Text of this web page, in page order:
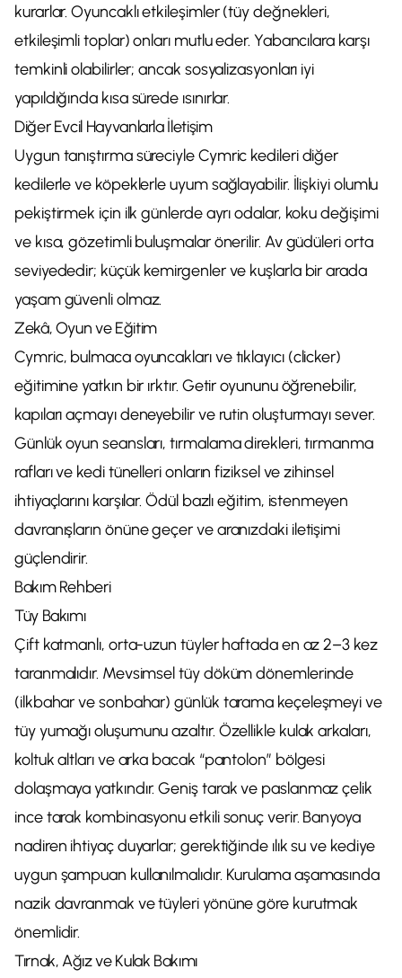
kurarlar. Oyuncaklı etkileşimler (tüy değnekleri,
etkileşimli toplar) onları mutlu eder. Yabancılara karşı
temkinli olabilirler; ancak sosyalizasyonları iyi
yapıldığında kısa sürede ısınırlar.
Diğer Evcil Hayvanlarla İletişim
Uygun tanıştırma süreciyle Cymric kedileri diğer
kedilerle ve köpeklerle uyum sağlayabilir. İlişkiyi olumlu
pekiştirmek için ilk günlerde ayrı odalar, koku değişimi
ve kısa, gözetimli buluşmalar önerilir. Av güdüleri orta
seviyededir; küçük kemirgenler ve kuşlarla bir arada
yaşam güvenli olmaz.
Zekâ, Oyun ve Eğitim
Cymric, bulmaca oyuncakları ve tıklayıcı (clicker)
eğitimine yatkın bir ırktır. Getir oyununu öğrenebilir,
kapıları açmayı deneyebilir ve rutin oluşturmayı sever.
Günlük oyun seansları, tırmalama direkleri, tırmanma
rafları ve kedi tünelleri onların fiziksel ve zihinsel
ihtiyaçlarını karşılar. Ödül bazlı eğitim, istenmeyen
davranışların önüne geçer ve aranızdaki iletişimi
güçlendirir.
Bakım Rehberi
Tüy Bakımı
Çift katmanlı, orta-uzun tüyler haftada en az 2–3 kez
taranmalıdır. Mevsimsel tüy döküm dönemlerinde
(ilkbahar ve sonbahar) günlük tarama keçeleşmeyi ve
tüy yumağı oluşumunu azaltır. Özellikle kulak arkaları,
koltuk altları ve arka bacak “pantolon” bölgesi
dolaşmaya yatkındır. Geniş tarak ve paslanmaz çelik
ince tarak kombinasyonu etkili sonuç verir. Banyoya
nadiren ihtiyaç duyarlar; gerektiğinde ılık su ve kediye
uygun şampuan kullanılmalıdır. Kurulama aşamasında
nazik davranmak ve tüyleri yönüne göre kurutmak
önemlidir.
Tırnak, Ağız ve Kulak Bakımı